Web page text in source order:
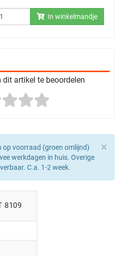
In winkelmandje
dit artikel te beoordelen
×
op voorraad (groen omlijnd)
werkdagen in huis. Overige
C.a. 1-2 week.
8109